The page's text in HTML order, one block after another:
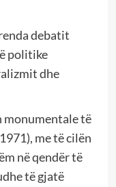
debatit
politike
dhe
monumentale të
me të cilën
në qendër të
të gjatë